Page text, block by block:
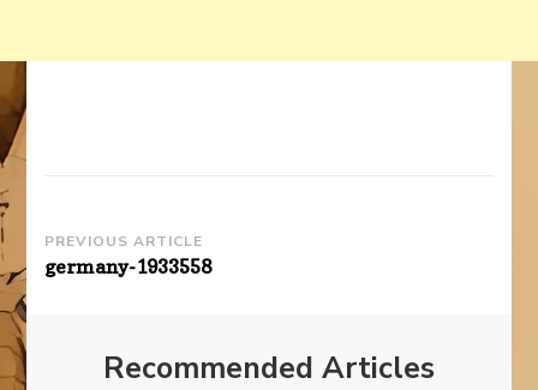
Post
Navigation
PREVIOUS ARTICLE
germany-1933558
Recommended Articles